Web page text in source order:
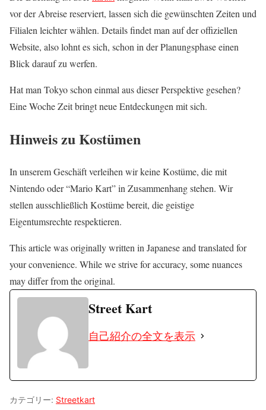
vor der Abreise reserviert, lassen sich die gewünschten Zeiten und
Filialen leichter wählen. Details findet man auf der offiziellen
Website, also lohnt es sich, schon in der Planungsphase einen
Blick darauf zu werfen.
Hat man Tokyo schon einmal aus dieser Perspektive gesehen?
Eine Woche Zeit bringt neue Entdeckungen mit sich.
Hinweis zu Kostümen
In unserem Geschäft verleihen wir keine Kostüme, die mit
Nintendo oder “Mario Kart” in Zusammenhang stehen. Wir
stellen ausschließlich Kostüme bereit, die geistige
Eigentumsrechte respektieren.
This article was originally written in Japanese and translated for
your convenience. While we strive for accuracy, some nuances
may differ from the original.
Street Kart
自己紹介の全文を表示
カテゴリー: Streetkart